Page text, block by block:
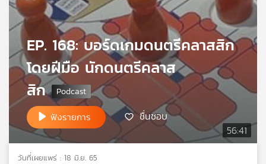
เกี่ยว
กับ
เรา
เครือ
วิทยุ
พี
บี
เอส
56:41
EP. 168: บอร์ดเกมดนตรีคลาสสิก
โดยฝีมือ นักดนตรีคลาส
สิก
ฟังรายการ ชื่นชอบ
วันที่เผยแพร่ : 18 มิ.ย. 65